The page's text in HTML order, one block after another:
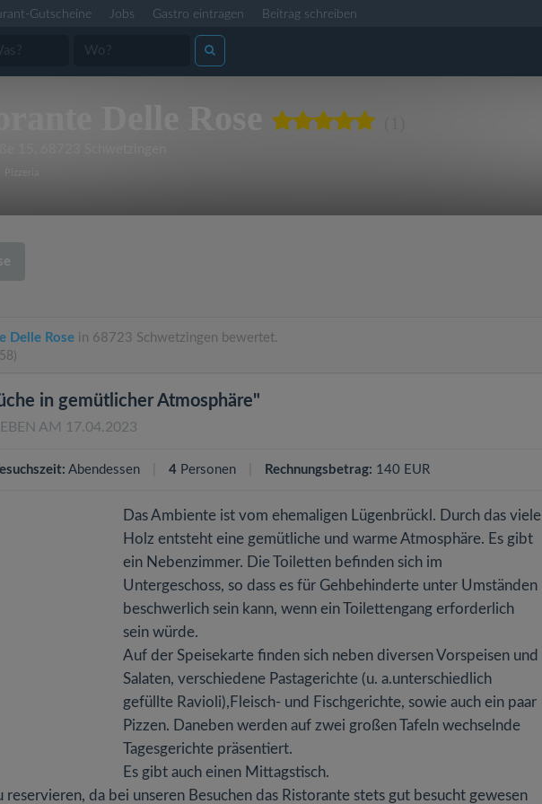
Gutscheine Jobs Gastro eintragen Beitrag schreiben
Delle Rose in 68723 Schwetzingen bewertet.
in gemütlicher Atmosphäre"
AM 17.04.2023
Abendessen 4 Personen Rechnungsbetrag: 140 EUR
Das Ambiente ist vom ehemaligen Lügenbrückl. Durch das viele
Holz entsteht eine gemütliche und warme Atmosphäre. Es gibt
ein Nebenzimmer. Die Toiletten befinden sich im
Untergeschoss, so dass es für Gehbehinderte unter Umständen
beschwerlich sein kann, wenn ein Toilettengang erforderlich
sein würde.
Auf der Speisekarte finden sich neben diversen Vorspeisen und
Salaten, verschiedene Pastagerichte (u. a.unterschiedlich
gefüllte Ravioli),Fleisch- und Fischgerichte, sowie auch ein paar
Pizzen. Daneben werden auf zwei großen Tafeln wechselnde
Tagesgerichte präsentiert.
Es gibt auch einen Mittagstisch.
da bei unseren Besuchen das Ristorante stets gut besucht gewesen